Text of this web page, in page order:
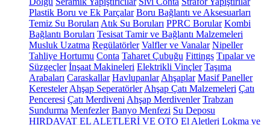
Plastik Boru ve Ek Parçalar Boru Bağlantı ve Aksesuarları
Temiz Su Boruları Atık Su Boruları PPRC Borular Kombi
Bağlantı Boruları Tesisat Tamir ve Bağlantı Malzemeleri
Musluk Uzatma Regülatörler Valfler ve Vanalar Nipeller
Tahliye Hortumu Conta Taharet Çubuğu Fittings Tıpalar ve
Süzgeçler İnşaat Makineleri Elektrikli Vinçler Taşıma
Arabaları Caraskallar Havlupanlar Ahşaplar Masif Paneller
Keresteler Ahşap Seperatörler Ahşap Çatı Malzemeleri Çatı
Penceresi Çatı Merdiveni Ahşap Merdivenler Trabzan
Sundurma Menfezler Banyo Menfezi Su Deposu
HIRDAVAT EL ALETLERİ VE OTO El Aletleri Lokma ve